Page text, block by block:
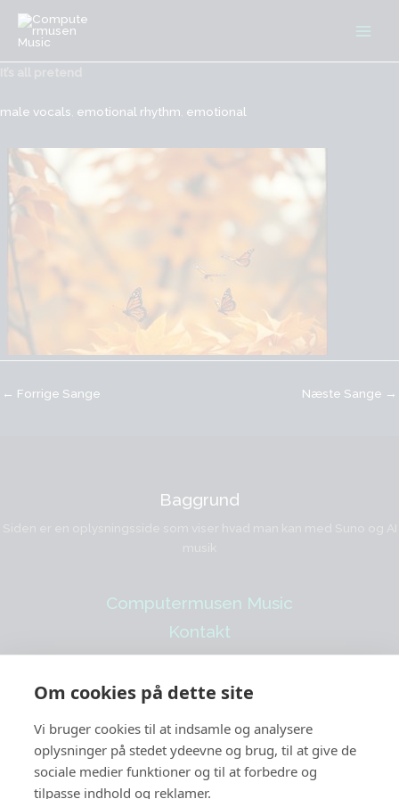
indholdet
male vocals emotional rhythm emotional
← Forrige Sange Næste Sange →
Baggrund
Computermusen Music
Kontakt
www.suno.com/@ computermusen
Hjem
Om cookies på dette site
Vi bruger cookies til at indsamle og analysere
oplysninger på stedet ydeevne og brug, til at give de
sociale medier funktioner og til at forbedre og
tilpasse indhold og reklamer.